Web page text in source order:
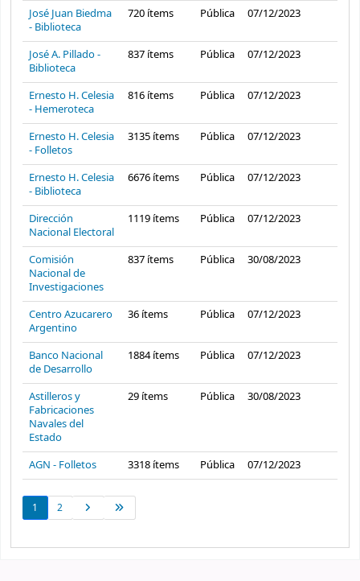
José Juan Biedma
- Biblioteca
720 ítems Pública 07/12/2023
José A. Pillado -
Biblioteca
837 ítems Pública 07/12/2023
Ernesto H. Celesia
- Hemeroteca
816 ítems Pública 07/12/2023
Ernesto H. Celesia
- Folletos
3135 ítems Pública 07/12/2023
Ernesto H. Celesia
- Biblioteca
6676 ítems Pública 07/12/2023
Dirección
Nacional Electoral
1119 ítems Pública 07/12/2023
Comisión
Nacional de
Investigaciones
837 ítems Pública 30/08/2023
Centro Azucarero
Argentino
36 ítems Pública 07/12/2023
Banco Nacional
de Desarrollo
1884ítems Pública 07/12/2023
Astilleros y
Fabricaciones
Navales del
Estado
29 ítems Pública 30/08/2023
AGN - Folletos 3318 ítems Pública 07/12/2023
1 2